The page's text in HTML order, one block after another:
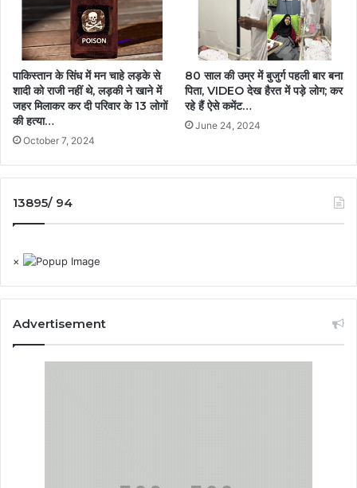
पाकिस्तान के सिंध में मन चाहे लड़के से
शादी को राजी नहीं थे, लड़की ने खाने में
जहर मिलाकर कर दी परिवार के 13 लोगों
की हत्या…
October 7, 2024
80 साल की उम्र में बुजुर्ग पहली बार बना
पिता, VIDEO देख हैरत में पड़े लोग; कर
रहे हैं ऐसे कमेंट…
June 24, 2024
13895/ 94
×
Advertisement